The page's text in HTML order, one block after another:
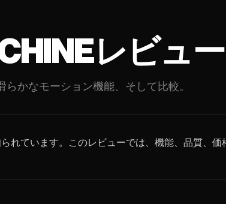
レビュ
かなモーション機能、そして比較。
ています。このレビューでは、機能、品質、価